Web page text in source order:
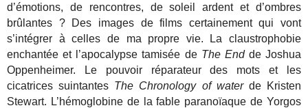
d’émotions, de rencontres, de soleil ardent et d’ombres
brûlantes ? Des images de films certainement qui vont
s’intégrer à celles de ma propre vie. La claustrophobie
enchantée et l’apocalypse tamisée de The End de Joshua
Oppenheimer. Le pouvoir réparateur des mots et les
cicatrices suintantes The Chronology of waterde Kristen
Stewart. L’hémoglobine de la fable paranoïaque de Yorgos